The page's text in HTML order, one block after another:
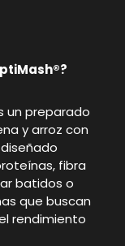
un preparado
y arroz con
fibra
batidos o
que buscan
rendimiento